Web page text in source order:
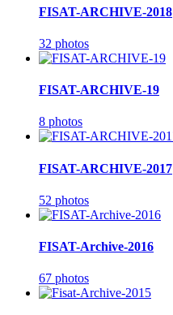
FISAT-ARCHIVE-2018
32 photos
FISAT-ARCHIVE-19
8 photos
FISAT-ARCHIVE-2017
52 photos
FISAT-Archive-2016
67 photos